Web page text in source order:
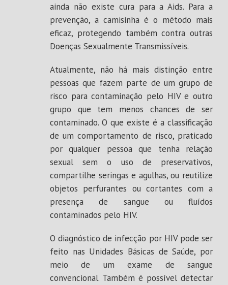
ainda não existe cura para a Aids. Para a
prevenção, a camisinha é o método mais
eficaz, protegendo também contra outras
Doenças Sexualmente Transmissíveis.
Atualmente, não há mais distinção entre
pessoas que fazem parte de um grupo de
risco para contaminação pelo HIV e outro
grupo que tem menos chances de ser
contaminado. O que existe é a classificação
de um comportamento de risco, praticado
por qualquer pessoa que tenha relação
sexual sem o uso de preservativos,
compartilhe seringas e agulhas, ou reutilize
objetos perfurantes ou cortantes com a
presença de sangue ou fluídos
contaminados pelo HIV.
O diagnóstico de infecção por HIV pode ser
feito nas Unidades Básicas de Saúde, por
meio de um exame de sangue
convencional. Também é possível detectar